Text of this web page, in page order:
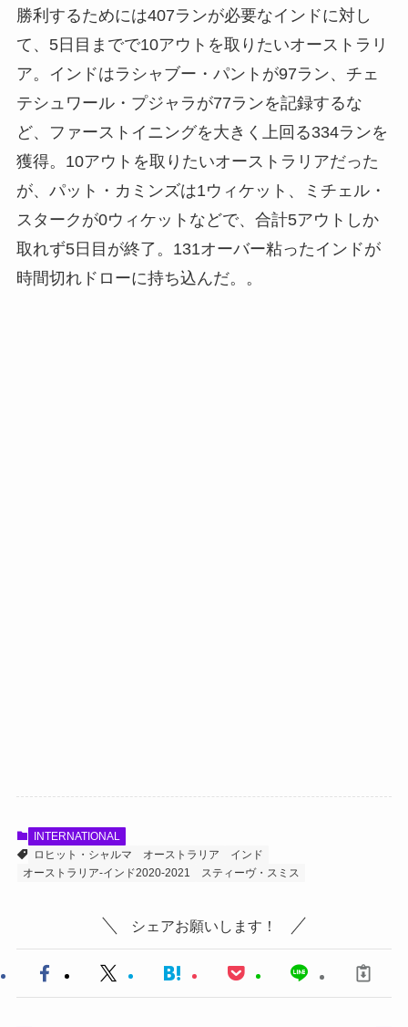
勝利するためには407ランが必要なインドに対し
て、5日目までで10アウトを取りたいオーストラリ
ア。インドはラシャブー・パントが97ラン、チェ
テシュワール・プジャラが77ランを記録するな
ど、ファーストイニングを大きく上回る334ランを
獲得。10アウトを取りたいオーストラリアだった
が、パット・カミンズは1ウィケット、ミチェル・
スタークが0ウィケットなどで、合計5アウトしか
取れず5日目が終了。131オーバー粘ったインドが
時間切れドローに持ち込んだ。。
INTERNATIONAL
ロヒット・シャルマ
オーストラリア
インド
オーストラリア-インド2020-2021
スティーヴ・スミス
シェアお願いします！